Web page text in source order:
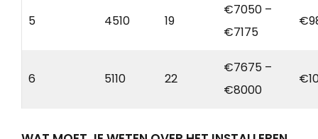
5 4510 19
€7050 –
€7175
6 5110 22
€7675 –
€8000